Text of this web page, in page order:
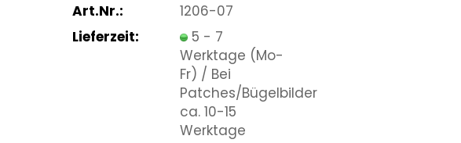
Art.Nr.:
1206-07
Lieferzeit:
5 - 7
Werktage (Mo-
Fr) / Bei
Patches/Bügelbilder
ca. 10-15
Werktage